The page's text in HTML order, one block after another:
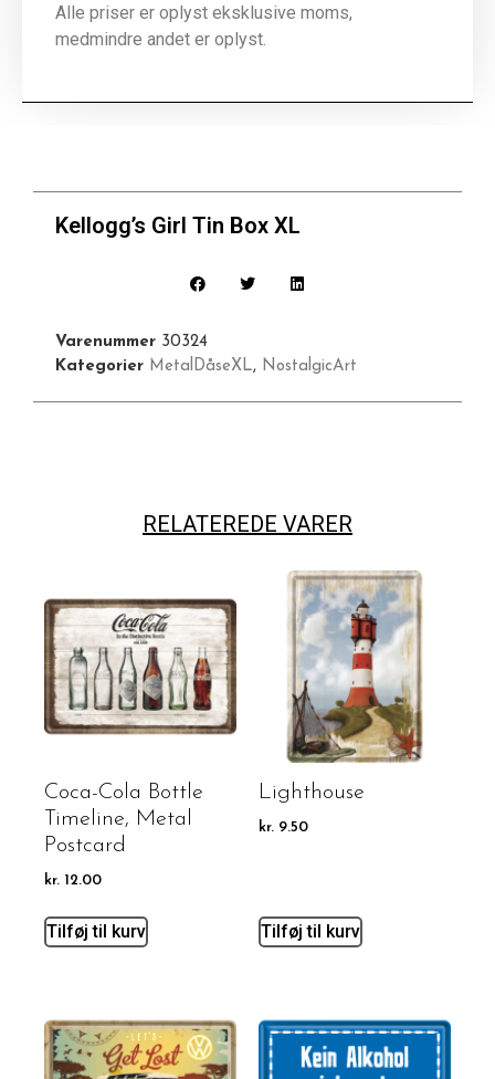
Alle priser er oplyst eksklusive moms,
medmindre andet er oplyst.
Kellogg’s Girl Tin Box XL
Varenummer 30324
Kategorier MetalDåseXL, NostalgicArt
RELATEREDE VARER
Coca-Cola Bottle
Timeline, Metal
Postcard
kr. 12.00
Tilføj til kurv
Lighthouse
kr. 9.50
Tilføj til kurv